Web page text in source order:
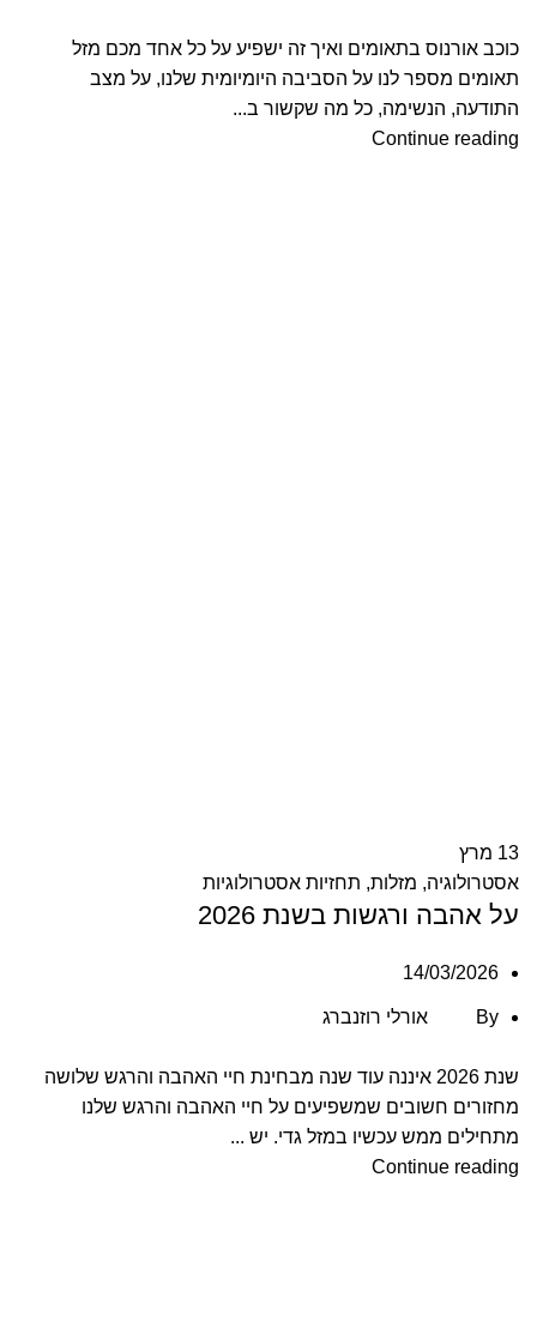
כוכב אורנוס בתאומים ואיך זה ישפיע על כל אחד מכם מזל
תאומים מספר לנו על הסביבה היומיומית שלנו, על מצב
התודעה, הנשימה, כל מה שקשור ב...
Continue reading
13 מרץ
אסטרולוגיה, מזלות, תחזיות אסטרולוגיות
על אהבה ורגשות בשנת 2026
14/03/2026
By אורלי רוזנברג
שנת 2026 איננה עוד שנה מבחינת חיי האהבה והרגש שלושה
מחזורים חשובים שמשפיעים על חיי האהבה והרגש שלנו
מתחילים ממש עכשיו במזל גדי. יש ...
Continue reading